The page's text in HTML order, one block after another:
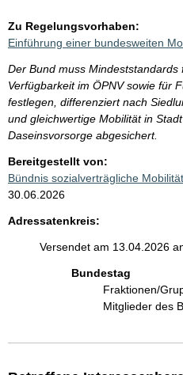
Zu Regelungsvorhaben:
Einführung einer bundesweiten
Der Bund muss
Verfügbarkeit im ÖPNV sowie für
festlegen, differenziert nach
und gleichwertige Mobilität in
Daseinsvorsorge abgesichert.
Bereitgestellt von:
Bündnis sozialverträgliche
30.06.2026
Adressatenkreis:
Versendet am 13.04.2026
Bundestag
Fraktionen/
Mitglieder des